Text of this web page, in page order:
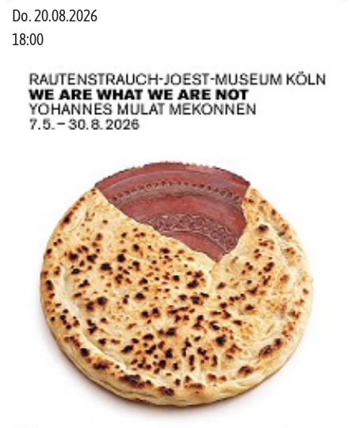
Do. 20.08.2026
18:00